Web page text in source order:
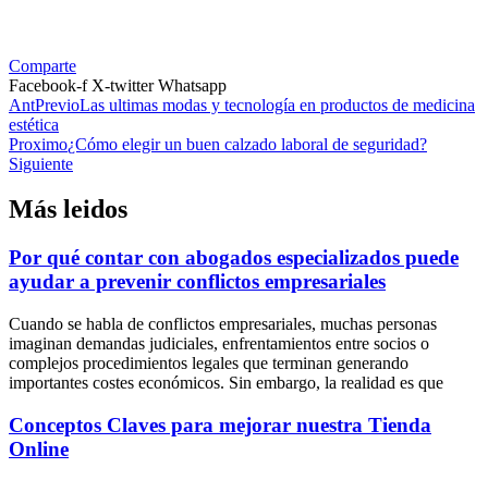
Comparte
Facebook-f X-twitter Whatsapp
AntPrevioLas ultimas modas y tecnología en productos de medicina
estética
Proximo¿Cómo elegir un buen calzado laboral de seguridad?
Siguiente
Más leidos
Por qué contar con abogados especializados puede
ayudar a prevenir conflictos empresariales
Cuando se habla de conflictos empresariales, muchas personas
imaginan demandas judiciales, enfrentamientos entre socios o
complejos procedimientos legales que terminan generando
importantes costes económicos. Sin embargo, la realidad es que
Conceptos Claves para mejorar nuestra Tienda
Online